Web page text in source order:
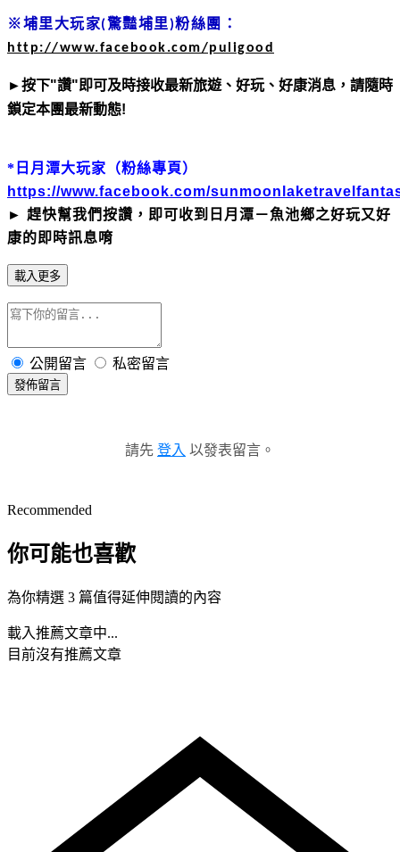
※埔里大玩家(驚豔埔里)粉絲團：
http://www.facebook.com/puligood
►按下"讚"即可及時接收最新旅遊、好玩、好康消息，請隨時
鎖定本團最新動態!
*日月潭大玩家（粉絲專頁）
https://www.facebook.com/
► 趕快幫我們按讚，即可收到日月潭－魚池鄉之好玩又好
康的即時訊息唷
載入更多
公開留言 私密留言
發佈留言
請先 登入 以發表留言。
Recommended
你可能也喜歡
為你精選 3 篇值得延伸閱讀的內容
載入推薦文章中...
目前沒有推薦文章